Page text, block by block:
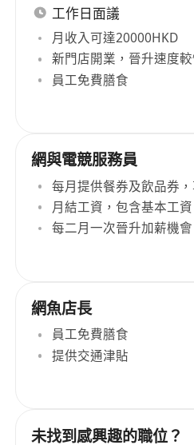
工作日面議
月收入可達20000HKD
新門店開業，晉升速度
員工免費膳食
網與電競服務員
每月提供餐券及飲品券
月結工資，包含基本工
每二月一次晉升加薪機會
網魚店長
員工免費膳食
提供交通津貼
未找到感興趣的職位？